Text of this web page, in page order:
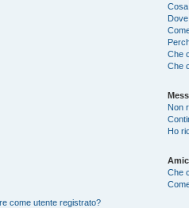
come utente registrato?
Che
Che
Non
Ho
Che